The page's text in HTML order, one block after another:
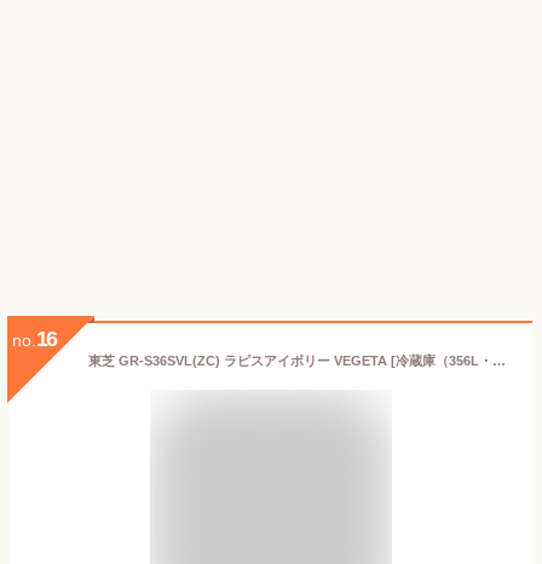
no. 16
東芝 GR-S36SVL(ZC) ラピスアイボリー VEGETA [冷蔵庫（356L・左開き）]